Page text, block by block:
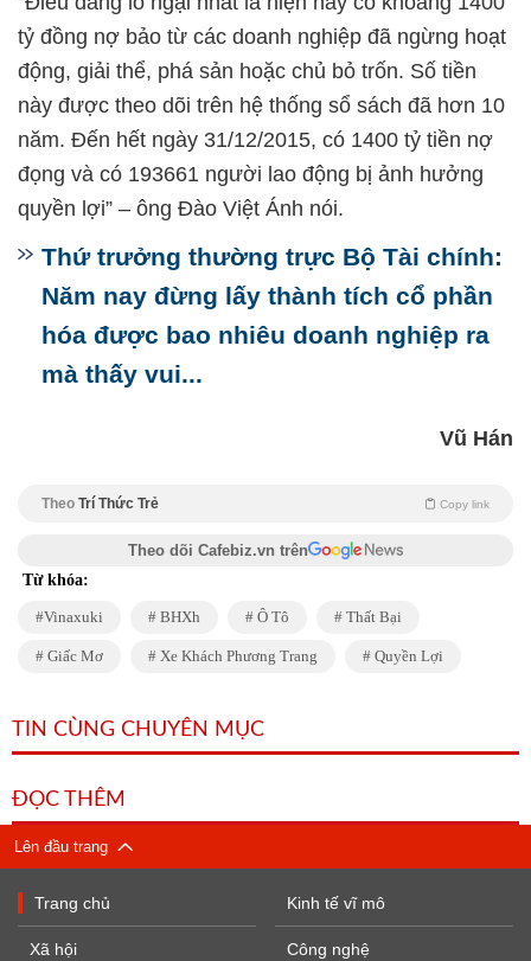
tỷ đồng nợ bảo từ các doanh nghiệp đã ngừng hoạt
động, giải thể, phá sản hoặc chủ bỏ trốn. Số tiền
này được theo dõi trên hệ thống sổ sách đã hơn 10
năm. Đến hết ngày 31/12/2015, có 1400 tỷ tiền nợ
đọng và có 193661 người lao động bị ảnh hưởng
quyền lợi” – ông Đào Việt Ánh nói.
Thứ trưởng thường trực Bộ Tài chính:
Năm nay đừng lấy thành tích cổ phần
hóa được bao nhiêu doanh nghiệp ra
mà thấy vui...
Vũ Hán
Theo Trí Thức Trẻ Copy link
Theo dõi Cafebiz.vn trên
Từ khóa:
Vinaxuki BHXh Ô Tô Thất Bại
Giấc Mơ Xe Khách Phương Trang Quyền Lợi
TIN CÙNG CHUYÊN MỤC
ĐỌC THÊM
Lên đầu trang
Trang chủ
Xã hội
Kinh tế vĩ mô
Công nghệ